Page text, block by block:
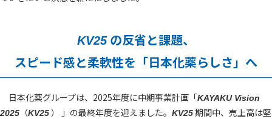
KV25の反省と課題、
スピード感と柔軟性を「日本化薬らしさ」へ
日本化薬グループは、2025年度に中期事業計画「KAYAKU Vision
2025
（KV25） 」の最終年度を迎えました。 KV25期間中、売上高は堅